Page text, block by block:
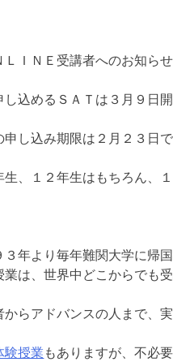
ＬＩＮＥ受講者へのお知らせ
し込めるＳＡＴは３月９日開
申し込み期限は２月２３日で
生、１２年生はもちろん、
３年より毎年難関大学に帰
業は、世界中どこからでも受
からアドバンスの人まで、
験授業 もありますが、不必